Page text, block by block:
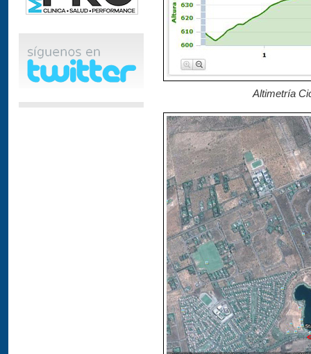
Altimetría